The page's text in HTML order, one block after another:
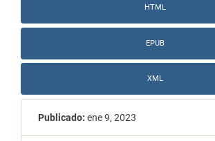
HTML
EPUB
XML
Publicado: ene 9, 2023